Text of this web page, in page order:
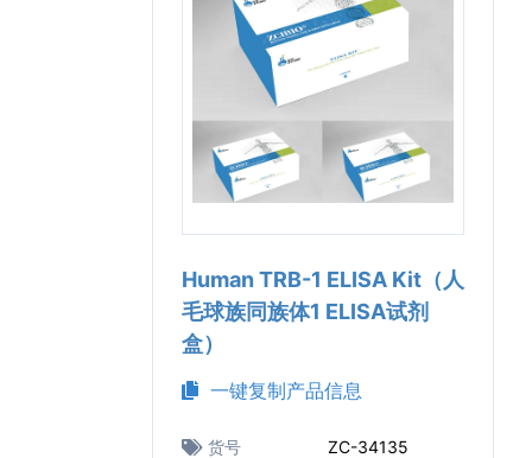
Human TRB-1 ELISA Kit（人
毛球族同族体1 ELISA试剂
盒）
一键复制产品信息
货号
ZC-34135